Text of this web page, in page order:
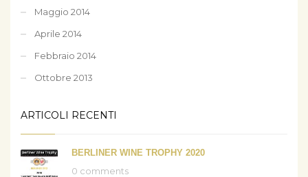
Maggio 2014
Aprile 2014
Febbraio 2014
Ottobre 2013
ARTICOLI RECENTI
BERLINER WINE TROPHY 2020
0 comments